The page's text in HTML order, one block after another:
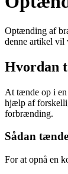
Optænding af
denne artikel vil
Hvordan
At tænde op i en
hjælp af
forbrænding.
Sådan
For at opnå en